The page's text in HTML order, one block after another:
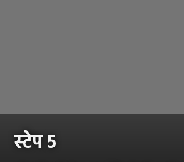
स्टेप ५